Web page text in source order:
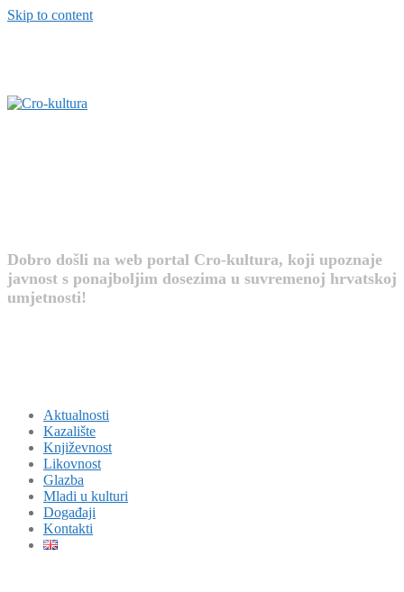
Skip to content
Dobro došli na web portal Cro-kultura, koji upoznaje
javnost s ponajboljim dosezima u suvremenoj hrvatskoj
umjetnosti!
Aktualnosti
Kazalište
Književnost
Likovnost
Glazba
Mladi u kulturi
Događaji
Kontakti